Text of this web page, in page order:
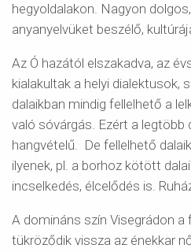
hegyoldalakon. Nagyon
anyanyelvüket beszélő,
Az Ó hazától elszakadva, az
kialakultak a helyi dialektusok,
dalaikban mindig fellelhető a
való sóvárgás. Ezért a legtöbb
hangvételű. De fellelhető
ilyenek, pl. a borhoz kötött
incselkedés, élcelődés is.
A domináns szín Visegrádon a
tükröződik vissza az énekkar